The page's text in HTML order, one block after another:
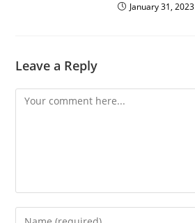
January 31, 2023
Leave a Reply
Comment
Enter